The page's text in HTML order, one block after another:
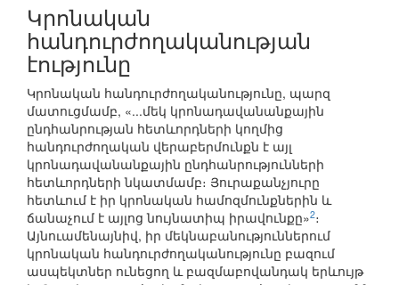
Կրոնական
հանդուրժողականության
էությունը
Կրոնական հանդուրժողականությունը, պարզ
մատուցմամբ, «...մեկ կրոնադավանանքային
ընդհանրության հետևորդների կողմից
հանդուրժողական վերաբերմունքն է այլ
կրոնադավանանքային ընդհանրությունների
հետևորդների նկատմամբ։ Յուրաքանչյուրը
հետևում է իր կրոնական համոզմունքներին և
ճանաչում է այլոց նույնատիպ իրավունքը»2։
Այնուամենայնիվ, իր մեկնաբանություններում
կրոնական հանդուրժողականությունը բազում
ասպեկտներ ունեցող և բազմաբովանդակ երևույթ